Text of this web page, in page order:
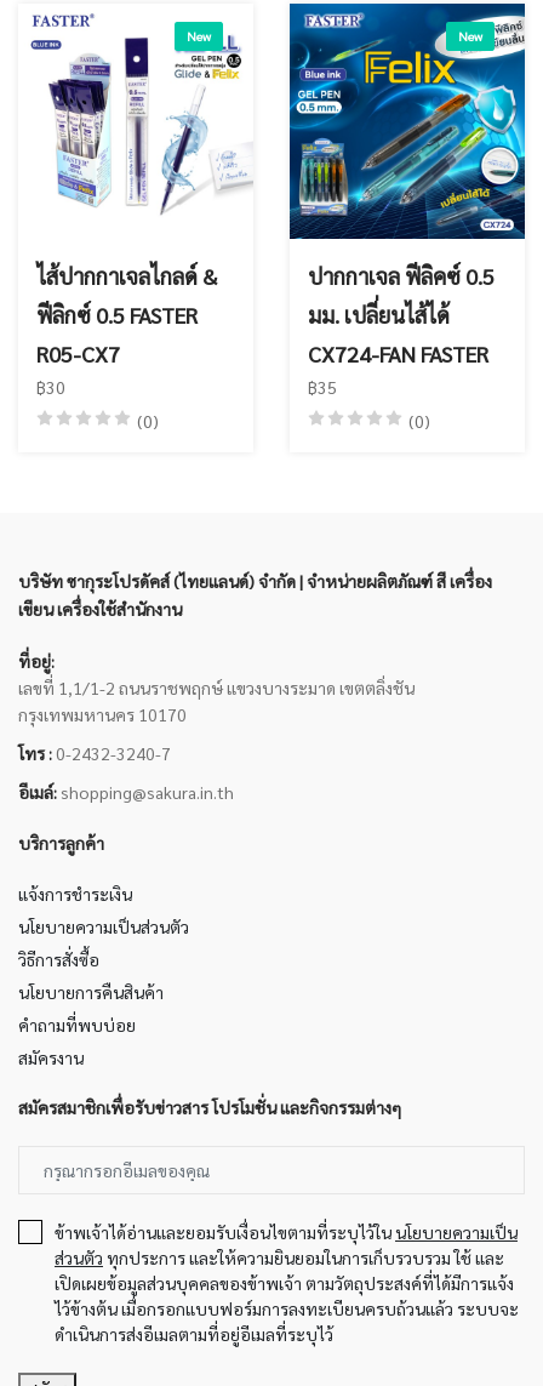
New
ไส้ปากกาเจลไกลด์ &
ฟีลิกซ์ 0.5 FASTER
R05-CX7
฿30
(0)
New
ปากกาเจล ฟีลิคซ์ 0.5
มม. เปลี่ยนไส้ได้
CX724-FAN FASTER
฿35
(0)
บริษัท ซากุระโปรดัคส์ (ไทยแลนด์) จำกัด | จำหน่ายผลิตภัณฑ์ สี เครื่อง
เขียน เครื่องใช้สำนักงาน
ที่อยู่:
เลขที่ 1,1/1-2 ถนนราชพฤกษ์ แขวงบางระมาด เขตตลิ่งชัน
กรุงเทพมหานคร 10170
โทร : 0-2432-3240-7
อีเมล์: shopping@sakura.in.th
บริการลูกค้า
แจ้งการชำระเงิน
นโยบายความเป็นส่วนตัว
วิธีการสั่งซื้อ
นโยบายการคืนสินค้า
คำถามที่พบบ่อย
สมัครงาน
สมัครสมาชิกเพื่อรับข่าวสาร โปรโมชั่น และกิจกรรมต่างๆ
ข้าพเจ้าได้อ่านและยอมรับเงื่อนไขตามที่ระบุไว้ในนโยบายความเป็น
ส่วนตัว ทุกประการ และให้ความยินยอมในการเก็บรวบรวม ใช้ และ
เปิดเผยข้อมูลส่วนบุคคลของข้าพเจ้า ตามวัตถุประสงค์ที่ได้มีการแจ้ง
ไว้ข้างต้น เมื่อกรอกแบบฟอร์มการลงทะเบียนครบถ้วนแล้ว ระบบจะ
ดำเนินการส่งอีเมลตามที่อยู่อีเมลที่ระบุไว้